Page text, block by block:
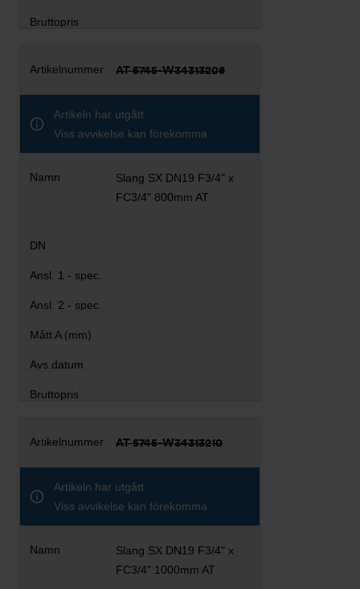
AT 5745-W34313208
Artikeln har utgått
Viss avvikelse kan förekomma
Slang SX DN19 F3/4" x
FC3/4" 800mm AT
AT 5745-W34313210
Artikeln har utgått
Viss avvikelse kan förekomma
Slang SX DN19 F3/4" x
FC3/4" 1000mm AT